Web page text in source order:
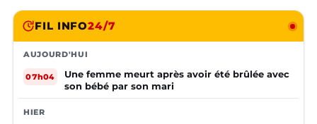
FIL INFO24/7
AUJOURD'HUI
07h04
Une femme meurt après avoir été brûlée avec
son bébé par son mari
HIER